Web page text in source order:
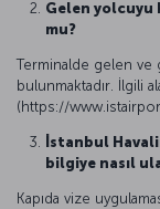
Gelen yolcuyu
mu?
Terminalde gelen ve
bulunmaktadır. İlgili
(https://
İstanbul
bilgiye nasıl
Kapıda vize